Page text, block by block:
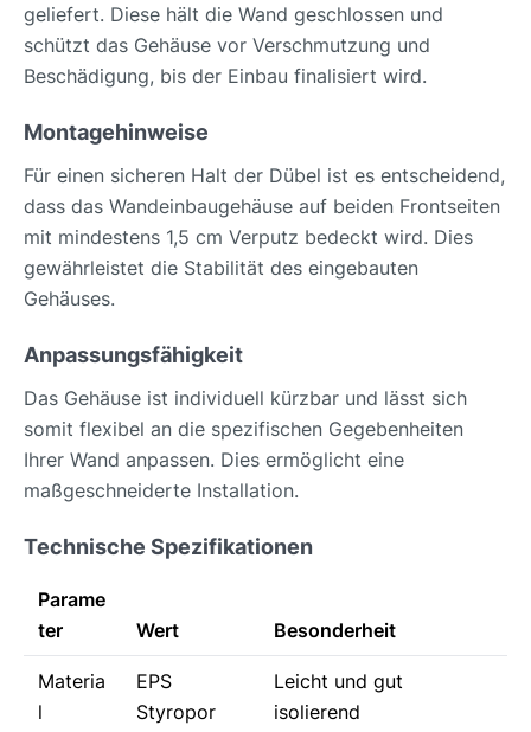
geliefert. Diese hält die Wand geschlossen und
schützt das Gehäuse vor Verschmutzung und
Beschädigung, bis der Einbau finalisiert wird.
Montagehinweise
Für einen sicheren Halt der Dübel ist es entscheidend,
dass das Wandeinbaugehäuse auf beiden Frontseiten
mit mindestens 1,5 cm Verputz bedeckt wird. Dies
gewährleistet die Stabilität des eingebauten
Gehäuses.
Anpassungsfähigkeit
Das Gehäuse ist individuell kürzbar und lässt sich
somit flexibel an die spezifischen Gegebenheiten
Ihrer Wand anpassen. Dies ermöglicht eine
maßgeschneiderte Installation.
Technische Spezifikationen
Parame
ter
Wert Besonderheit
Materia
l
EPS
Styropor
Leicht und gut
isolierend